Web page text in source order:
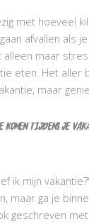
met hoeveel
afvallen als
alleen maar
eten. Het aller
maar
komen tijdens je
ik mijn
maar ga je
geschreven